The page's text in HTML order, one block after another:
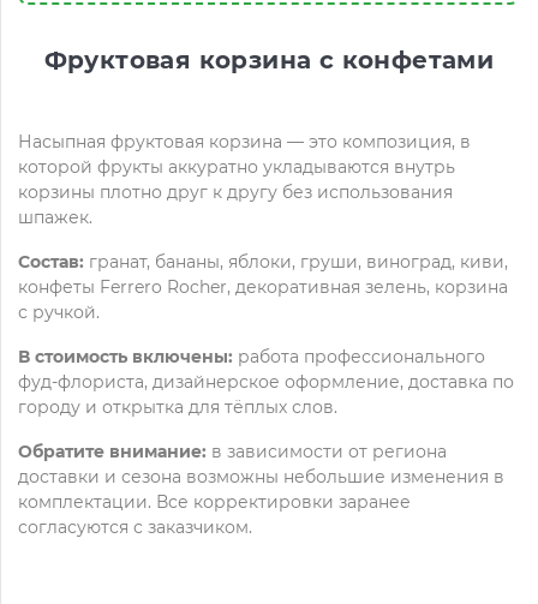
Фруктовая корзина с конфетами
Насыпная фруктовая корзина — это композиция, в
которой фрукты аккуратно укладываются внутрь
корзины плотно друг к другу без использования
шпажек.
Состав: гранат, бананы, яблоки, груши, виноград, киви,
конфеты Ferrero Rocher, декоративная зелень, корзина
с ручкой.
В стоимость включены: работа профессионального
фуд-флориста, дизайнерское оформление, доставка по
городу и открытка для тёплых слов.
Обратите внимание: в зависимости от региона
доставки и сезона возможны небольшие изменения в
комплектации. Все корректировки заранее
согласуются с заказчиком.